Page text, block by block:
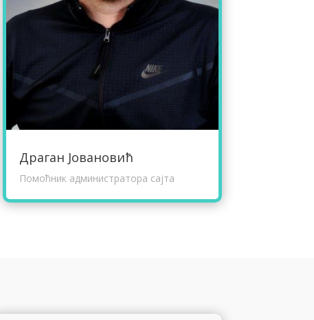
Драган Јовановић
Помоћник администратора сајта